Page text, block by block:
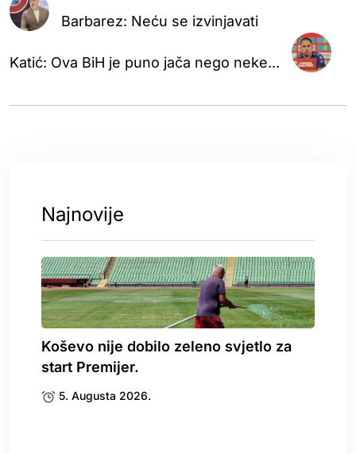
Barbarez: Neću se izvinjavati
Katić: Ova BiH je puno jača nego neke...
Najnovije
Koševo nije dobilo zeleno svjetlo za
start Premijer.
5. Augusta 2026.